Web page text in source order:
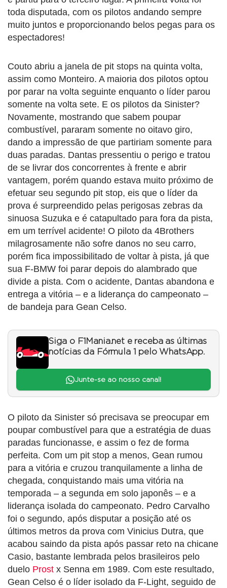
toda disputada, com os pilotos andando sempre
muito juntos e proporcionando belos pegas para os
espectadores!
Couto abriu a janela de pit stops na quinta volta,
assim como Monteiro. A maioria dos pilotos optou
por parar na volta seguinte enquanto o líder parou
somente na volta sete. E os pilotos da Sinister?
Novamente, mostrando que sabem poupar
combustível, pararam somente no oitavo giro,
dando a impressão de que partiriam somente para
duas paradas. Dantas pressentiu o perigo e tratou
de se livrar dos concorrentes à frente e abrir
vantagem, porém quando estava muito próximo de
efetuar seu segundo pit stop, eis que o líder da
prova é surpreendido pelas perigosas zebras da
sinuosa Suzuka e é catapultado para fora da pista,
em um terrível acidente! O piloto da 4Brothers
milagrosamente não sofre danos no seu carro,
porém fica impossibilitado de voltar à pista, já que
sua F-BMW foi parar depois do alambrado que
divide a pista. Com o acidente, Dantas abandona e
entrega a vitória – e a liderança do campeonato –
de bandeja para Gean Celso.
Siga o F1Mania.net e receba as últimas
notícias da Fórmula 1 pelo WhatsApp.
Junte-se ao nosso canal!
O piloto da Sinister só precisava se preocupar em
poupar combustível para que a estratégia de duas
paradas funcionasse, e assim o fez de forma
perfeita. Com um pit stop a menos, Gean rumou
para a vitória e cruzou tranquilamente a linha de
chegada, conquistando mais uma vitória na
temporada – a segunda em solo japonês – e a
liderança isolada do campeonato. Pedro Carvalho
foi o segundo, após disputar a posição até os
últimos metros da prova com Vinicius Dutra, que
acabou saindo da pista após passar reto na chicane
Casio, bastante lembrada pelos brasileiros pelo
duelo Prost x Senna em 1989. Com este resultado,
Gean Celso é o líder isolado da F-Light, seguido de